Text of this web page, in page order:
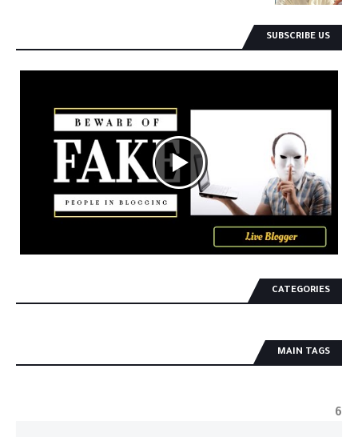
SUBSCRIBE US
CATEGORIES
MAIN TAGS
6